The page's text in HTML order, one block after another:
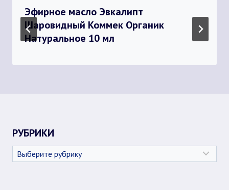
Эфирное масло Эвкалипт
Шаровидный Коммек Органик
Натуральное 10 мл
РУБРИКИ
Рубрики